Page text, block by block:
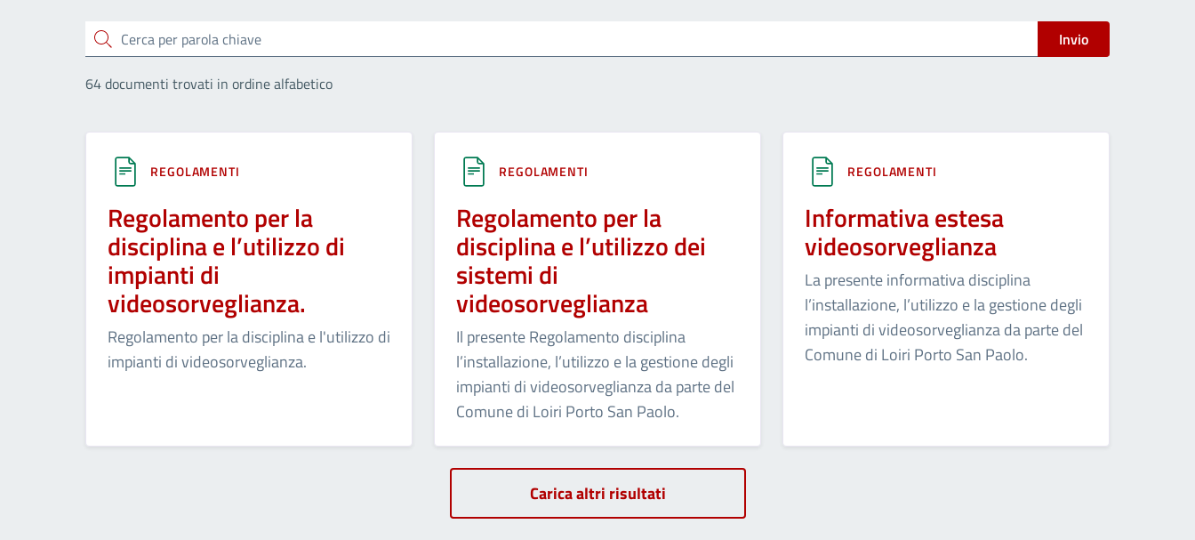
Cerca Invio
64 documenti trovati in ordine alfabetico
REGOLAMENTI
Regolamento per la
disciplina e l’utilizzo di
impianti di
videosorveglianza.
Regolamento per la disciplina e l'utilizzo di
impianti di videosorveglianza.
REGOLAMENTI
Regolamento per la
disciplina e l’utilizzo dei
sistemi di
videosorveglianza
Il presente Regolamento disciplina
l’installazione, l’utilizzo e la gestione degli
impianti di videosorveglianza da parte del
Comune di Loiri Porto San Paolo.
REGOLAMENTI
Informativa estesa
videosorveglianza
La presente informativa disciplina
l’installazione, l’utilizzo e la gestione degli
impianti di videosorveglianza da parte del
Comune di Loiri Porto San Paolo.
Carica altri risultati